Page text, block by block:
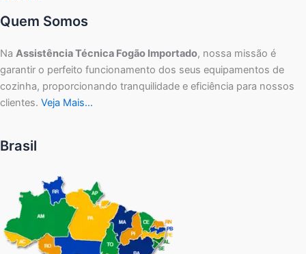
Quem Somos
Na Assistência Técnica Fogão Importado, nossa missão é
garantir o perfeito funcionamento dos seus equipamentos de
cozinha, proporcionando tranquilidade e eficiência para nossos
clientes. Veja Mais…
Brasil